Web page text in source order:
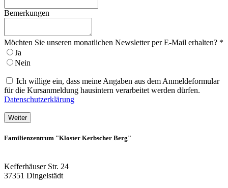
Bemerkungen
Möchten Sie unseren monatlichen Newsletter per E-Mail erhalten? *
Ja
Nein
Ich willige ein, dass meine Angaben aus dem Anmeldeformular
für die Kursanmeldung hausintern verarbeitet werden dürfen.
Datenschutzerklärung
Weiter
Familienzentrum "Kloster Kerbscher Berg"
Kefferhäuser Str. 24
37351 Dingelstädt